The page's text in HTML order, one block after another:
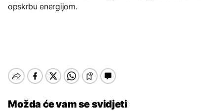
opskrbu energijom.
Možda će vam se svidjeti